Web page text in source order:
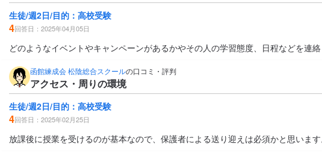
生徒/週2日/目的：高校受験
4回答日：2025年04月05日
どのようなイベントやキャンペーンがあるかやその人の学習態度、日程などを連
函館練成会 松陰総合スクールの口コミ・評判
アクセス・周りの環境
生徒/週2日/目的：高校受験
4回答日：2025年02月25日
放課後に授業を受けるのが基本なので、保護者による送り迎えは必須かと思います